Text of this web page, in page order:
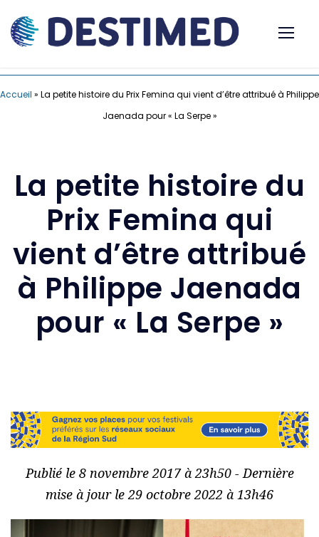
Accueil » La petite histoire du Prix Femina qui vient d’être attribué à Philippe
Jaenada pour « La Serpe »
La petite histoire du
Prix Femina qui
vient d’être attribué
à Philippe Jaenada
pour « La Serpe »
Publié le 8 novembre 2017 à 23h50 - Dernière
mise à jour le 29 octobre 2022 à 13h46